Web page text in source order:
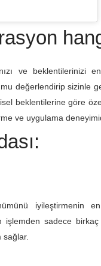
ve beklentilerinizi
değerlendirip sizinle
beklentilerine göre
ve uygulama
iyileştirmenin
işlemden sadece